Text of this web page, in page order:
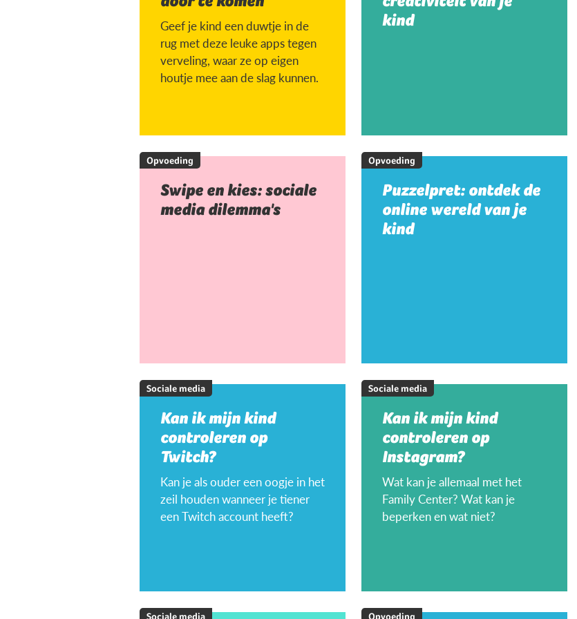
Geef je kind een duwtje in de
rug met deze leuke apps tegen
verveling, waar ze op eigen
houtje mee aan de slag kunnen.
kind
Opvoeding
Swipe en kies: sociale
media dilemma's
Opvoeding
Puzzelpret: ontdek de
online wereld van je
kind
Sociale media
Kan ik mijn kind
controleren op
Twitch?
Kan je als ouder een oogje in het
zeil houden wanneer je tiener
een Twitch account heeft?
Sociale media
Kan ik mijn kind
controleren op
Instagram?
Wat kan je allemaal met het
Family Center? Wat kan je
beperken en wat niet?
Sociale media Opvoeding